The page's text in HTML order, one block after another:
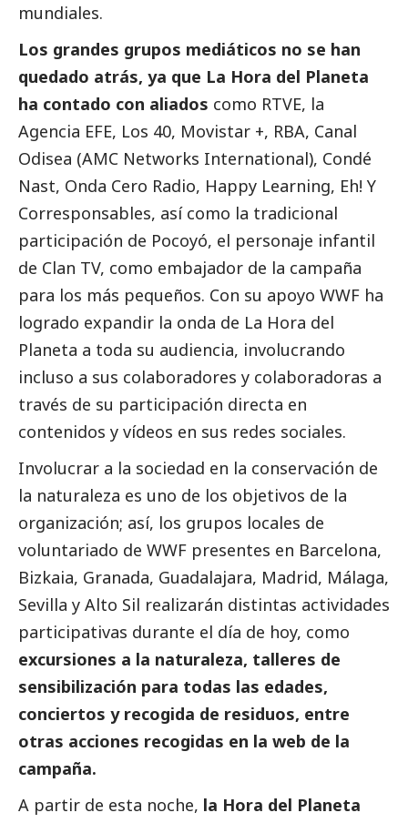
mundiales.
Los grandes grupos mediáticos no se han
quedado atrás, ya que La Hora del Planeta
ha contado con aliados como RTVE, la
Agencia EFE, Los 40, Movistar +, RBA, Canal
Odisea (AMC Networks International), Condé
Nast, Onda Cero Radio, Happy Learning, Eh! Y
Corresponsables, así como la tradicional
participación de Pocoyó, el personaje infantil
de Clan TV, como embajador de la campaña
para los más pequeños. Con su apoyo WWF ha
logrado expandir la onda de La Hora del
Planeta a toda su audiencia, involucrando
incluso a sus colaboradores y colaboradoras a
través de su participación directa en
contenidos y vídeos en sus redes sociales.
Involucrar a la sociedad en la conservación de
la naturaleza es uno de los objetivos de la
organización; así, los grupos locales de
voluntariado de WWF presentes en Barcelona,
Bizkaia, Granada, Guadalajara, Madrid, Málaga,
Sevilla y Alto Sil realizarán distintas actividades
participativas durante el día de hoy, como
excursiones a la naturaleza, talleres de
sensibilización para todas las edades,
conciertos y recogida de residuos, entre
otras acciones recogidas en la web de la
campaña.
A partir de esta noche, la Hora del Planeta